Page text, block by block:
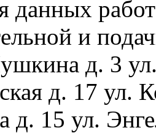
данных
и
д. 3
д. 17 ул.
д. 15 ул.